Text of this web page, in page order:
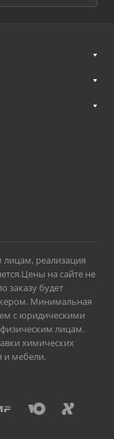
реализация
на сайте не
заказу будет
Минимальная
с юридическими
лицам.
химических
и мебели.